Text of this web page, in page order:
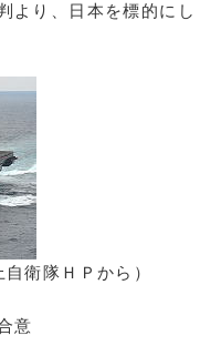
より、日本を標的にし
隊ＨＰから）
意